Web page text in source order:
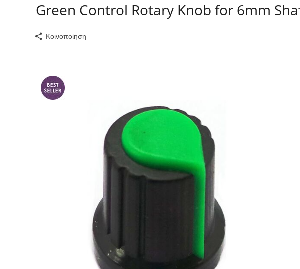
Green Control Rotary Knob for 6mm
Κοινοποίηση